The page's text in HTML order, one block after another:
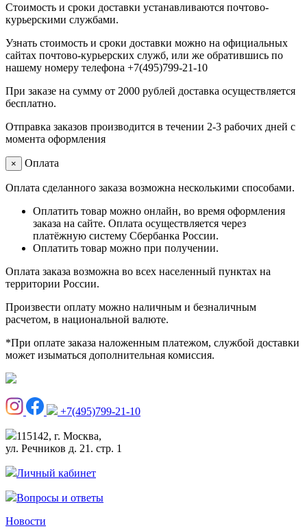
Стоимость и сроки доставки устанавливаются почтово-
курьерскими службами.
Узнать стоимость и сроки доставки можно на официальных
сайтах почтово-курьерских служб, или же обратившись по
нашему номеру телефона +7(495)799-21-10
При заказе на сумму от 2000 рублей доставка осуществляется
бесплатно.
Отправка заказов производится в течении 2-3 рабочих дней с
момента оформления
× Оплата
Оплата сделанного заказа возможна несколькими способами.
Оплатить товар можно онлайн, во время оформления
заказа на сайте. Оплата осуществляется через
платёжную систему Сбербанка России.
Оплатить товар можно при получении.
Оплата заказа возможна во всех населенный пунктах на
территории России.
Произвести оплату можно наличным и безналичным
расчетом, в национальной валюте.
*При оплате заказа наложенным платежом, службой доставки
может изыматься дополнительная комиссия.
+7(495)799-21-10
115142, г. Москва,
ул. Речников д. 21. стр. 1
Личный кабинет
Вопросы и ответы
Новости